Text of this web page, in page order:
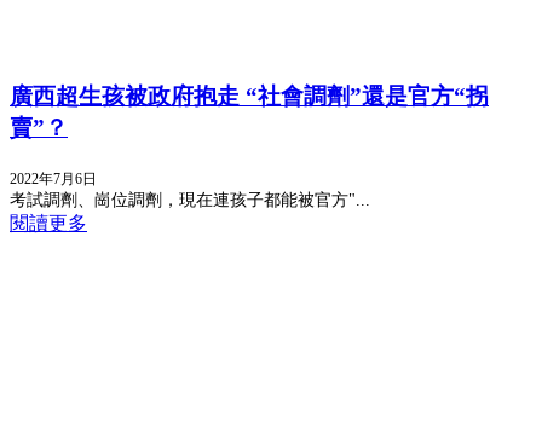
廣西超生孩被政府抱走 “社會調劑”還是官方“拐
賣”？
2022年7月6日
考試調劑、崗位調劑，現在連孩子都能被官方"...
閱讀更多